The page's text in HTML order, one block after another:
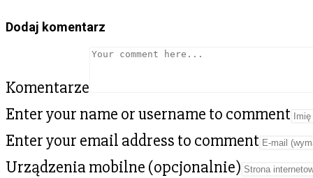
Dodaj komentarz
Komentarze
Enter your name or username to comment
Enter your email address to comment
Urządzenia mobilne (opcjonalnie)